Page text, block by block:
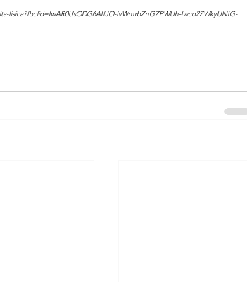
fisica?fbclid=IwAR0UsODG6AIfJO-fvWmrbZnGZPWUh-Iwco2ZWkyUNIG-